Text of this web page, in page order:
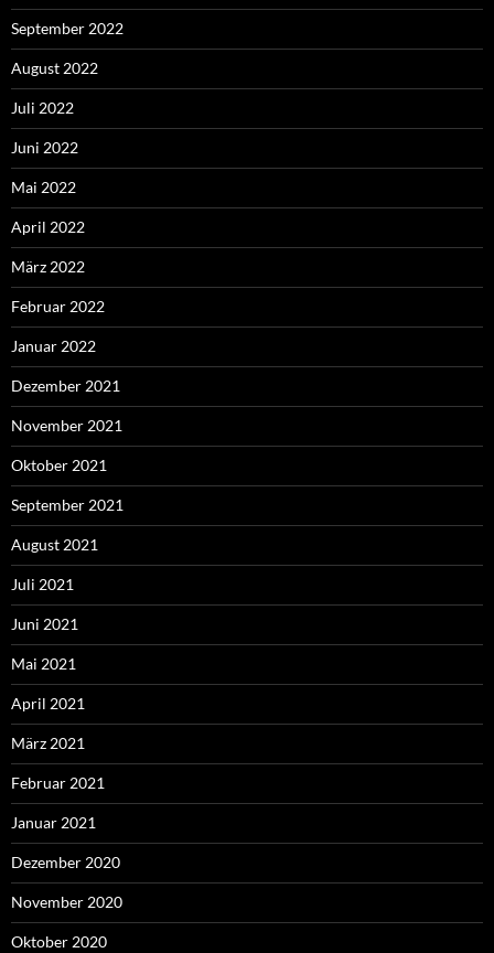
September 2022
August 2022
Juli 2022
Juni 2022
Mai 2022
April 2022
März 2022
Februar 2022
Januar 2022
Dezember 2021
November 2021
Oktober 2021
September 2021
August 2021
Juli 2021
Juni 2021
Mai 2021
April 2021
März 2021
Februar 2021
Januar 2021
Dezember 2020
November 2020
Oktober 2020